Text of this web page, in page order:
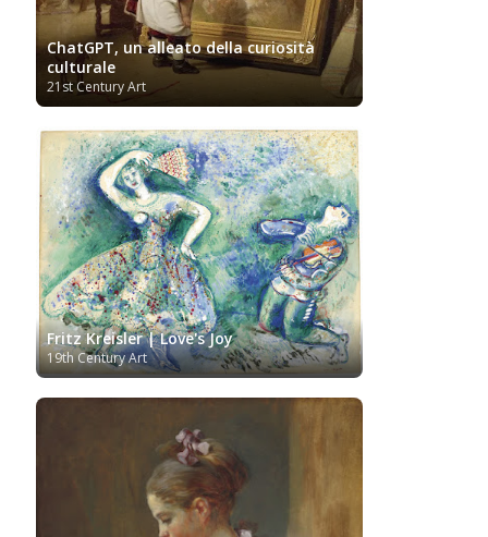
ChatGPT, un alleato della curiosità
culturale
21st Century Art
Fritz Kreisler | Love's Joy
19th Century Art